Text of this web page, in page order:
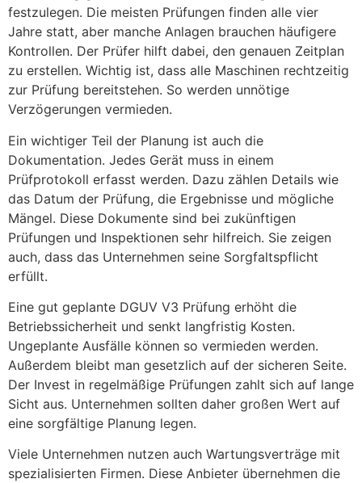
festzulegen. Die meisten Prüfungen finden alle vier
Jahre statt, aber manche Anlagen brauchen häufigere
Kontrollen. Der Prüfer hilft dabei, den genauen Zeitplan
zu erstellen. Wichtig ist, dass alle Maschinen rechtzeitig
zur Prüfung bereitstehen. So werden unnötige
Verzögerungen vermieden.
Ein wichtiger Teil der Planung ist auch die
Dokumentation. Jedes Gerät muss in einem
Prüfprotokoll erfasst werden. Dazu zählen Details wie
das Datum der Prüfung, die Ergebnisse und mögliche
Mängel. Diese Dokumente sind bei zukünftigen
Prüfungen und Inspektionen sehr hilfreich. Sie zeigen
auch, dass das Unternehmen seine Sorgfaltspflicht
erfüllt.
Eine gut geplante DGUV V3 Prüfung erhöht die
Betriebssicherheit und senkt langfristig Kosten.
Ungeplante Ausfälle können so vermieden werden.
Außerdem bleibt man gesetzlich auf der sicheren Seite.
Der Invest in regelmäßige Prüfungen zahlt sich auf lange
Sicht aus. Unternehmen sollten daher großen Wert auf
eine sorgfältige Planung legen.
Viele Unternehmen nutzen auch Wartungsverträge mit
spezialisierten Firmen. Diese Anbieter übernehmen die